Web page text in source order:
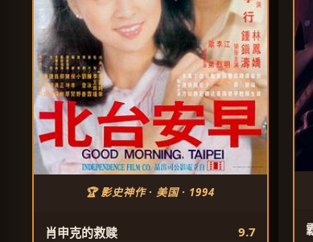
🏆 影史神作 · 美国 · 1994
肖申克的救赎 9.7